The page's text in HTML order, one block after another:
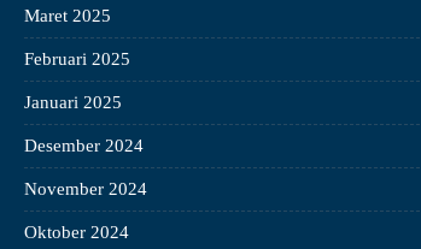
Maret 2025
Februari 2025
Januari 2025
Desember 2024
November 2024
Oktober 2024